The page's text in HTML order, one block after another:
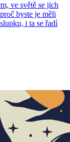
ve světě se jich
byste je měli
i ta se řadí